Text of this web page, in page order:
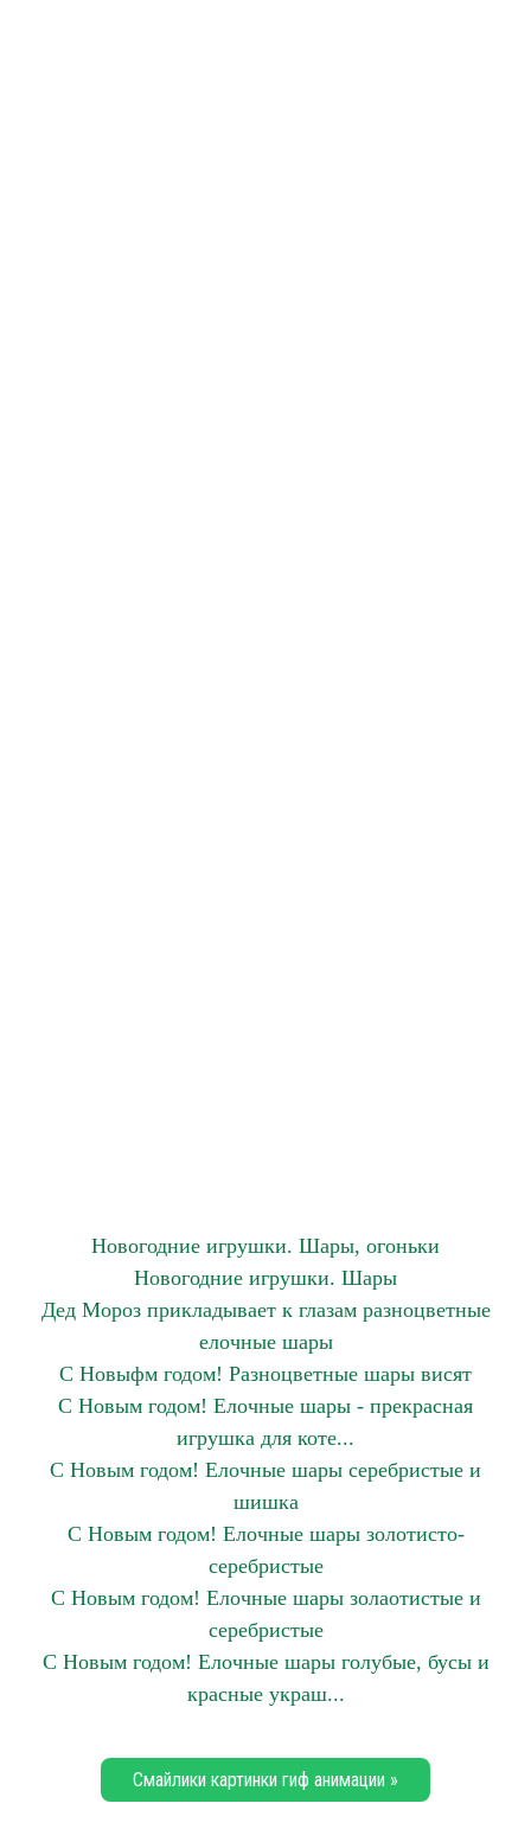
Новогодние игрушки. Шары, огоньки
Новогодние игрушки. Шары
Дед Мороз прикладывает к глазам разноцветные
елочные шары
С Новыфм годом! Разноцветные шары висят
С Новым годом! Елочные шары - прекрасная
игрушка для коте...
С Новым годом! Елочные шары серебристые и
шишка
С Новым годом! Елочные шары золотисто-
серебристые
С Новым годом! Елочные шары золаотистые и
серебристые
С Новым годом! Елочные шары голубые, бусы и
красные украш...
Смайлики картинки гиф анимации »